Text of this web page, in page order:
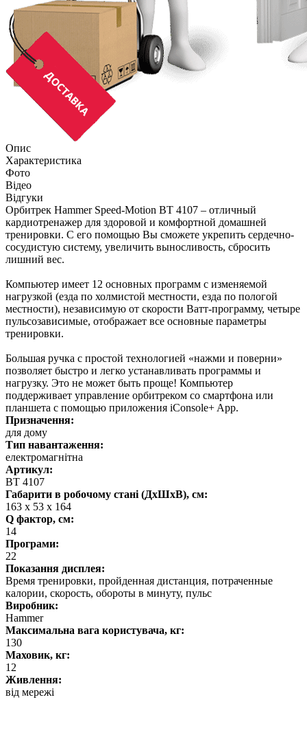
Опис
Характеристика
Фото
Відео
Відгуки
Орбитрек Hammer Speed-Motion BT 4107 – отличный
кардиотренажер для здоровой и комфортной домашней
тренировки. С его помощью Вы сможете укрепить сердечно-
сосудистую систему, увеличить выносливость, сбросить
лишний вес.
Компьютер имеет 12 основных программ с изменяемой
нагрузкой (езда по холмистой местности, езда по пологой
местности), независимую от скорости Ватт-программу, четыре
пульсозависимые, отображает все основные параметры
тренировки.
Большая ручка с простой технологией «нажми и поверни»
позволяет быстро и легко устанавливать программы и
нагрузку. Это не может быть проще! Компьютер
поддерживает управление орбитреком со смартфона или
планшета с помощью приложения iConsole+ App.
Призначення:
для дому
Тип навантаження:
електромагнітна
Артикул:
BT 4107
Габарити в робочому стані (ДхШхВ), см:
163 x 53 x 164
Q фактор, см:
14
Програми:
22
Показання дисплея:
Время тренировки, пройденная дистанция, потраченные
калории, скорость, обороты в минуту, пульс
Виробник:
Hammer
Максимальна вага користувача, кг:
130
Маховик, кг:
12
Живлення:
від мережі